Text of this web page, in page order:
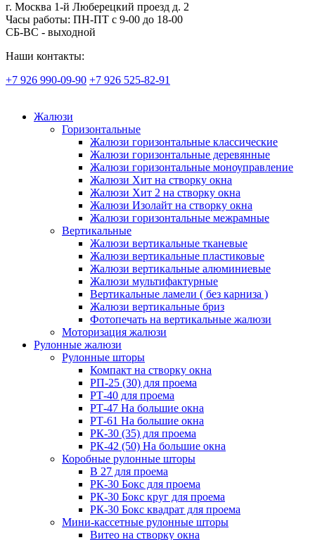
г. Москва 1-й Люберецкий проезд д. 2
Часы работы: ПН-ПТ с 9-00 до 18-00
СБ-ВС - выходной
Наши контакты:
+7 926 990-09-90 +7 926 525-82-91
Жалюзи
Горизонтальные
Жалюзи горизонтальные классические
Жалюзи горизонтальные деревянные
Жалюзи горизонтальные моноуправление
Жалюзи Хит на створку окна
Жалюзи Хит 2 на створку окна
Жалюзи Изолайт на створку окна
Жалюзи горизонтальные межрамные
Вертикальные
Жалюзи вертикальные тканевые
Жалюзи вертикальные пластиковые
Жалюзи вертикальные алюминиевые
Жалюзи мультифактурные
Вертикальные ламели ( без карниза )
Жалюзи вертикальные бриз
Фотопечать на вертикальные жалюзи
Моторизация жалюзи
Рулонные жалюзи
Рулонные шторы
Компакт на створку окна
РП-25 (30) для проема
РТ-40 для проема
РТ-47 На большие окна
РТ-61 На большие окна
РК-30 (35) для проема
РК-42 (50) На большие окна
Коробные рулонные шторы
B 27 для проема
РК-30 Бокс для проема
РК-30 Бокс круг для проема
РК-30 Бокс квадрат для проема
Мини-кассетные рулонные шторы
Витео на створку окна